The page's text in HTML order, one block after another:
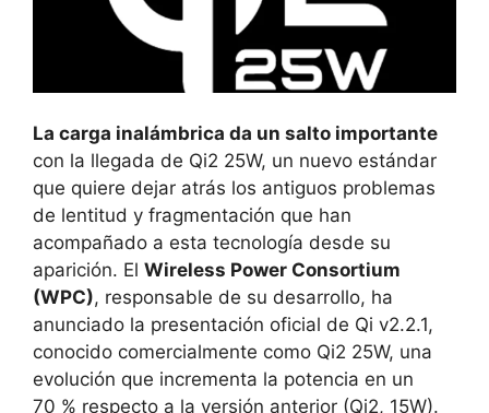
La carga inalámbrica da un salto importante
con la llegada de Qi2 25W, un nuevo estándar
que quiere dejar atrás los antiguos problemas
de lentitud y fragmentación que han
acompañado a esta tecnología desde su
aparición. El Wireless Power Consortium
(WPC), responsable de su desarrollo, ha
anunciado la presentación oficial de Qi v2.2.1,
conocido comercialmente como Qi2 25W, una
evolución que incrementa la potencia en un
70 % respecto a la versión anterior (Qi2, 15W).